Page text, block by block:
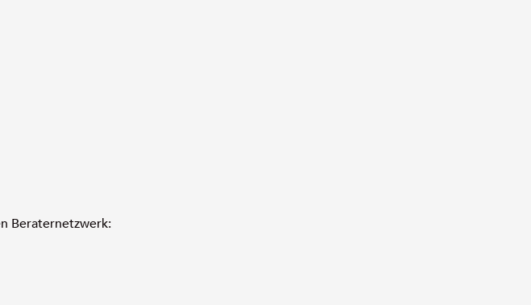
Beraternetzwerk: